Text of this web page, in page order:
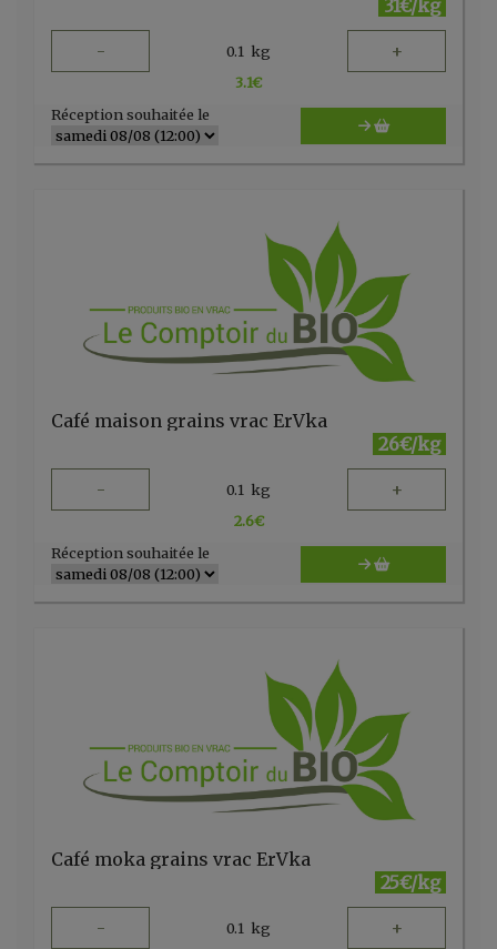
31€/kg
- 0.1 kg +
3.1€
Réception souhaitée le
Café maison grains vrac ErVka
26€/kg
- 0.1 kg +
2.6€
Réception souhaitée le
Café moka grains vrac ErVka
25€/kg
- 0.1 kg +